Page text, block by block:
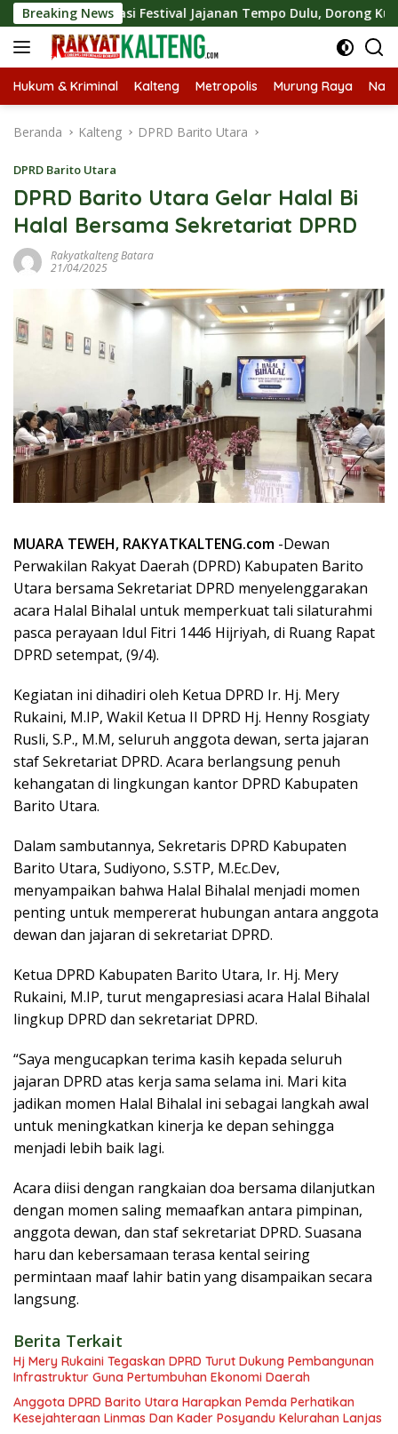
Langsung
ke
konten
Breaking News
Festival Jajanan Tempo Dulu, Dorong Kuliner
Hukum & Kriminal Kalteng Metropolis Murung Raya
Beranda Kalteng DPRD Barito Utara
DPRD Barito Utara
DPRD Barito Utara Gelar Halal Bi
Halal Bersama Sekretariat DPRD
Rakyatkalteng Batara
21/04/2025
MUARA TEWEH, RAKYATKALTENG.com -Dewan
Perwakilan Rakyat Daerah (DPRD) Kabupaten Barito
Utara bersama Sekretariat DPRD menyelenggarakan
acara Halal Bihalal untuk memperkuat tali silaturahmi
pasca perayaan Idul Fitri 1446 Hijriyah, di Ruang Rapat
DPRD setempat, (9/4).
Kegiatan ini dihadiri oleh Ketua DPRD Ir. Hj. Mery
Rukaini, M.IP, Wakil Ketua II DPRD Hj. Henny Rosgiaty
Rusli, S.P., M.M, seluruh anggota dewan, serta jajaran
staf Sekretariat DPRD. Acara berlangsung penuh
kehangatan di lingkungan kantor DPRD Kabupaten
Barito Utara.
Dalam sambutannya, Sekretaris DPRD Kabupaten
Barito Utara, Sudiyono, S.STP, M.Ec.Dev,
menyampaikan bahwa Halal Bihalal menjadi momen
penting untuk mempererat hubungan antara anggota
dewan dan jajaran di sekretariat DPRD.
Ketua DPRD Kabupaten Barito Utara, Ir. Hj. Mery
Rukaini, M.IP, turut mengapresiasi acara Halal Bihalal
lingkup DPRD dan sekretariat DPRD.
“Saya mengucapkan terima kasih kepada seluruh
jajaran DPRD atas kerja sama selama ini. Mari kita
jadikan momen Halal Bihalal ini sebagai langkah awal
untuk meningkatkan kinerja ke depan sehingga
menjadi lebih baik lagi.
Acara diisi dengan rangkaian doa bersama dilanjutkan
dengan momen saling memaafkan antara pimpinan,
anggota dewan, dan staf sekretariat DPRD. Suasana
haru dan kebersamaan terasa kental seiring
permintaan maaf lahir batin yang disampaikan secara
langsung.
Berita Terkait
Hj Mery Rukaini Tegaskan DPRD Turut Dukung Pembangunan
Infrastruktur Guna Pertumbuhan Ekonomi Daerah
Anggota DPRD Barito Utara Harapkan Pemda Perhatikan
Kesejahteraan Linmas Dan Kader Posyandu Kelurahan Lanjas